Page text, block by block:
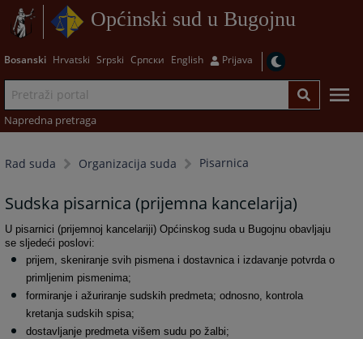
Općinski sud u Bugojnu
Bosanski Hrvatski Srpski Српски English Prijava
Napredna pretraga
Rad suda Organizacija suda Pisarnica
Sudska pisarnica (prijemna kancelarija)
U pisarnici (prijemnoj kancelariji) Općinskog suda u Bugojnu obavljaju
se sljedeći poslovi:
prijem, skeniranje svih pismena i dostavnica i izdavanje potvrda o
primljenim pismenima;
formiranje i ažuriranje sudskih predmeta; odnosno, kontrola
kretanja sudskih spisa;
dostavljanje predmeta višem sudu po žalbi;